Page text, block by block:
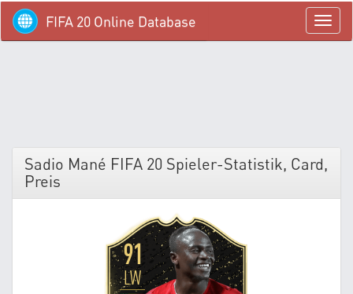
menü
FIFA 20 Online Database
Sadio Mané FIFA 20 Spieler-Statistik, Card,
Preis
91
LW